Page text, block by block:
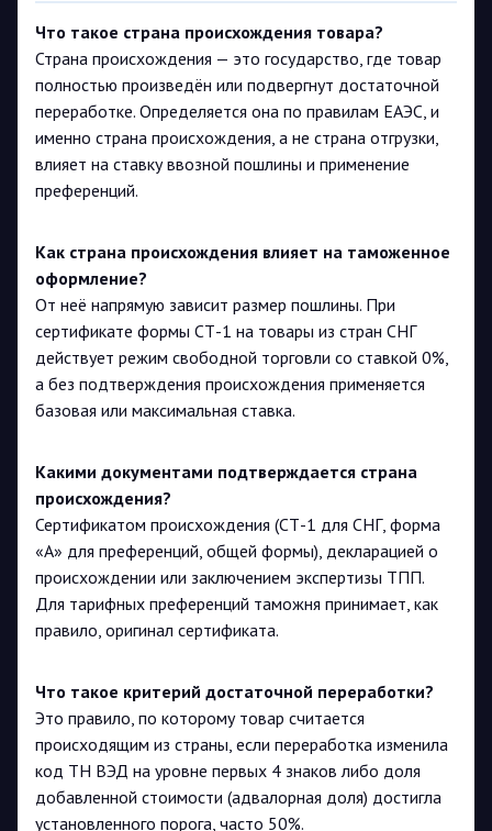
Что такое страна происхождения товара?
Страна происхождения — это государство, где товар
полностью произведён или подвергнут достаточной
переработке. Определяется она по правилам ЕАЭС, и
именно страна происхождения, а не страна отгрузки,
влияет на ставку ввозной пошлины и применение
преференций.
Как страна происхождения влияет на таможенное
оформление?
От неё напрямую зависит размер пошлины. При
сертификате формы СТ-1 на товары из стран СНГ
действует режим свободной торговли со ставкой 0%,
а без подтверждения происхождения применяется
базовая или максимальная ставка.
Какими документами подтверждается страна
происхождения?
Сертификатом происхождения (СТ-1 для СНГ, форма
«А» для преференций, общей формы), декларацией о
происхождении или заключением экспертизы ТПП.
Для тарифных преференций таможня принимает, как
правило, оригинал сертификата.
Что такое критерий достаточной переработки?
Это правило, по которому товар считается
происходящим из страны, если переработка изменила
код ТН ВЭД на уровне первых 4 знаков либо доля
добавленной стоимости (адвалорная доля) достигла
установленного порога, часто 50%.